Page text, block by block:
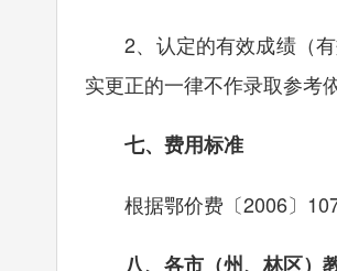
2、认定的有效成绩（有
实更正的一律不作录取参考依
七、费用标准
根据鄂价费〔2006〕107
八、各市（州、林区）